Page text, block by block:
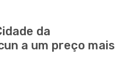
da
a um preço mais